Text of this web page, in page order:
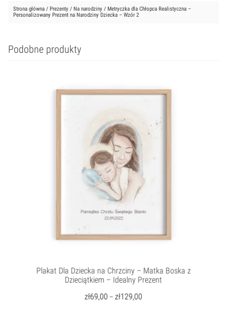
Strona główna/ Prezenty/ Na narodziny/ Metryczka dla Chłopca Realistyczna –
Personalizowany Prezent na Narodziny Dziecka – Wzór 2
Podobne produkty
Plakat Dla Dziecka na Chrzciny – Matka Boska z
Dzieciątkiem – Idealny Prezent
zł69,00 – zł129,00